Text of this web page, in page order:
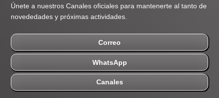
Únete a nuestros Canales oficiales para mantenerte al tanto de
novededades y próximas actividades.
Correo
WhatsApp
Canales